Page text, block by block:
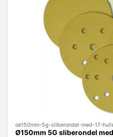
oe150mm-5g-sliberondel-med-17-
Ø150mm 5G sliberondel